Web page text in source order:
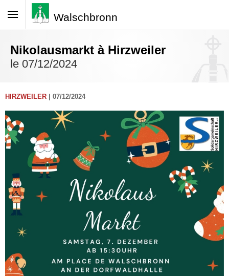
Walschbronn
Nikolausmarkt à Hirzweiler
le 07/12/2024
HIRZWEILER | 07/12/2024